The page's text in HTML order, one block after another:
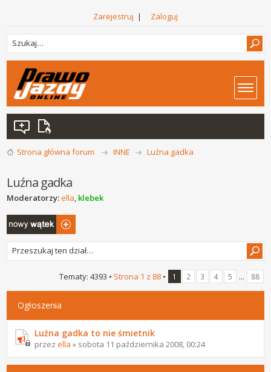
Zarejestruj | Zaloguj
Strona główna forum INNE Luźna gadka
Luźna gadka
Moderatorzy:ella, klebek
Napisz wątek
Tematy: 4393 • Strona 1 z 88• 1 2 3 4 5 ... 88
Ogłoszenia
Luźna gadka to nie śmietnik
przezella » sobota 11 października 2008, 00:24